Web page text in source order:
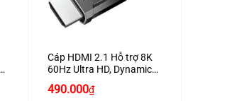
Cáp HDMI 2.1 Hỗ trợ 8K
60Hz Ultra HD, Dynamic
Ugreen 80602 Cao Cấp
490.000₫